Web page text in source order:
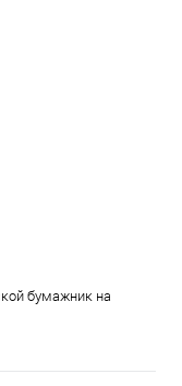
бумажник на